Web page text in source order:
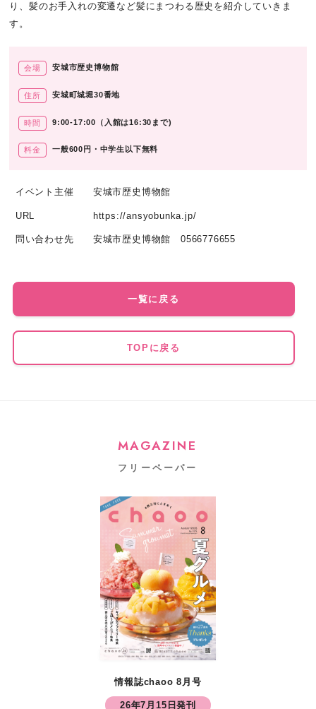
り、髪のお手入れの変遷など髪にまつわる歴史を紹介していきま
す。
会場 安城市歴史博物館
住所 安城町城堀30番地
時間 9:00-17:00（入館は16:30まで)
料金 一般600円・中学生以下無料
イベント主催 安城市歴史博物館
URL https://ansyobunka.jp/
問い合わせ先 安城市歴史博物館 0566776655
一覧に戻る
TOPに戻る
MAGAZINE
フリーペーパー
情報誌chaoo 8月号
26年7月15日発刊